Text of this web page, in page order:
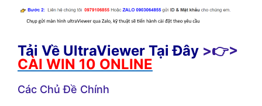
Tải Về UltraViewer Tại Đây >👉>
CÀI WIN 10 ONLINE
Các Chủ Đề Chính